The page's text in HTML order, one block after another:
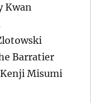
Kwan
Barratier
Misumi